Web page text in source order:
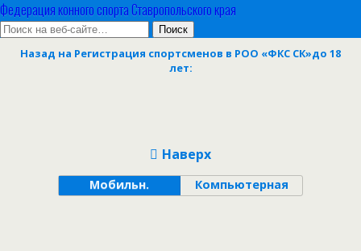
Федерация конного спорта Ставропольского края
Назад на Регистрация спортсменов в РОО «ФКС СК»до 18
лет:
Наверх
Мобильн. Компьютерная